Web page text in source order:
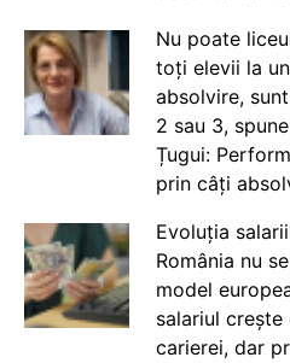
Nu poate
toți elevii la
absolvire,
2 sau 3,
Țugui:
prin câți
Evoluția
România nu
model
salariul
carierei, dar